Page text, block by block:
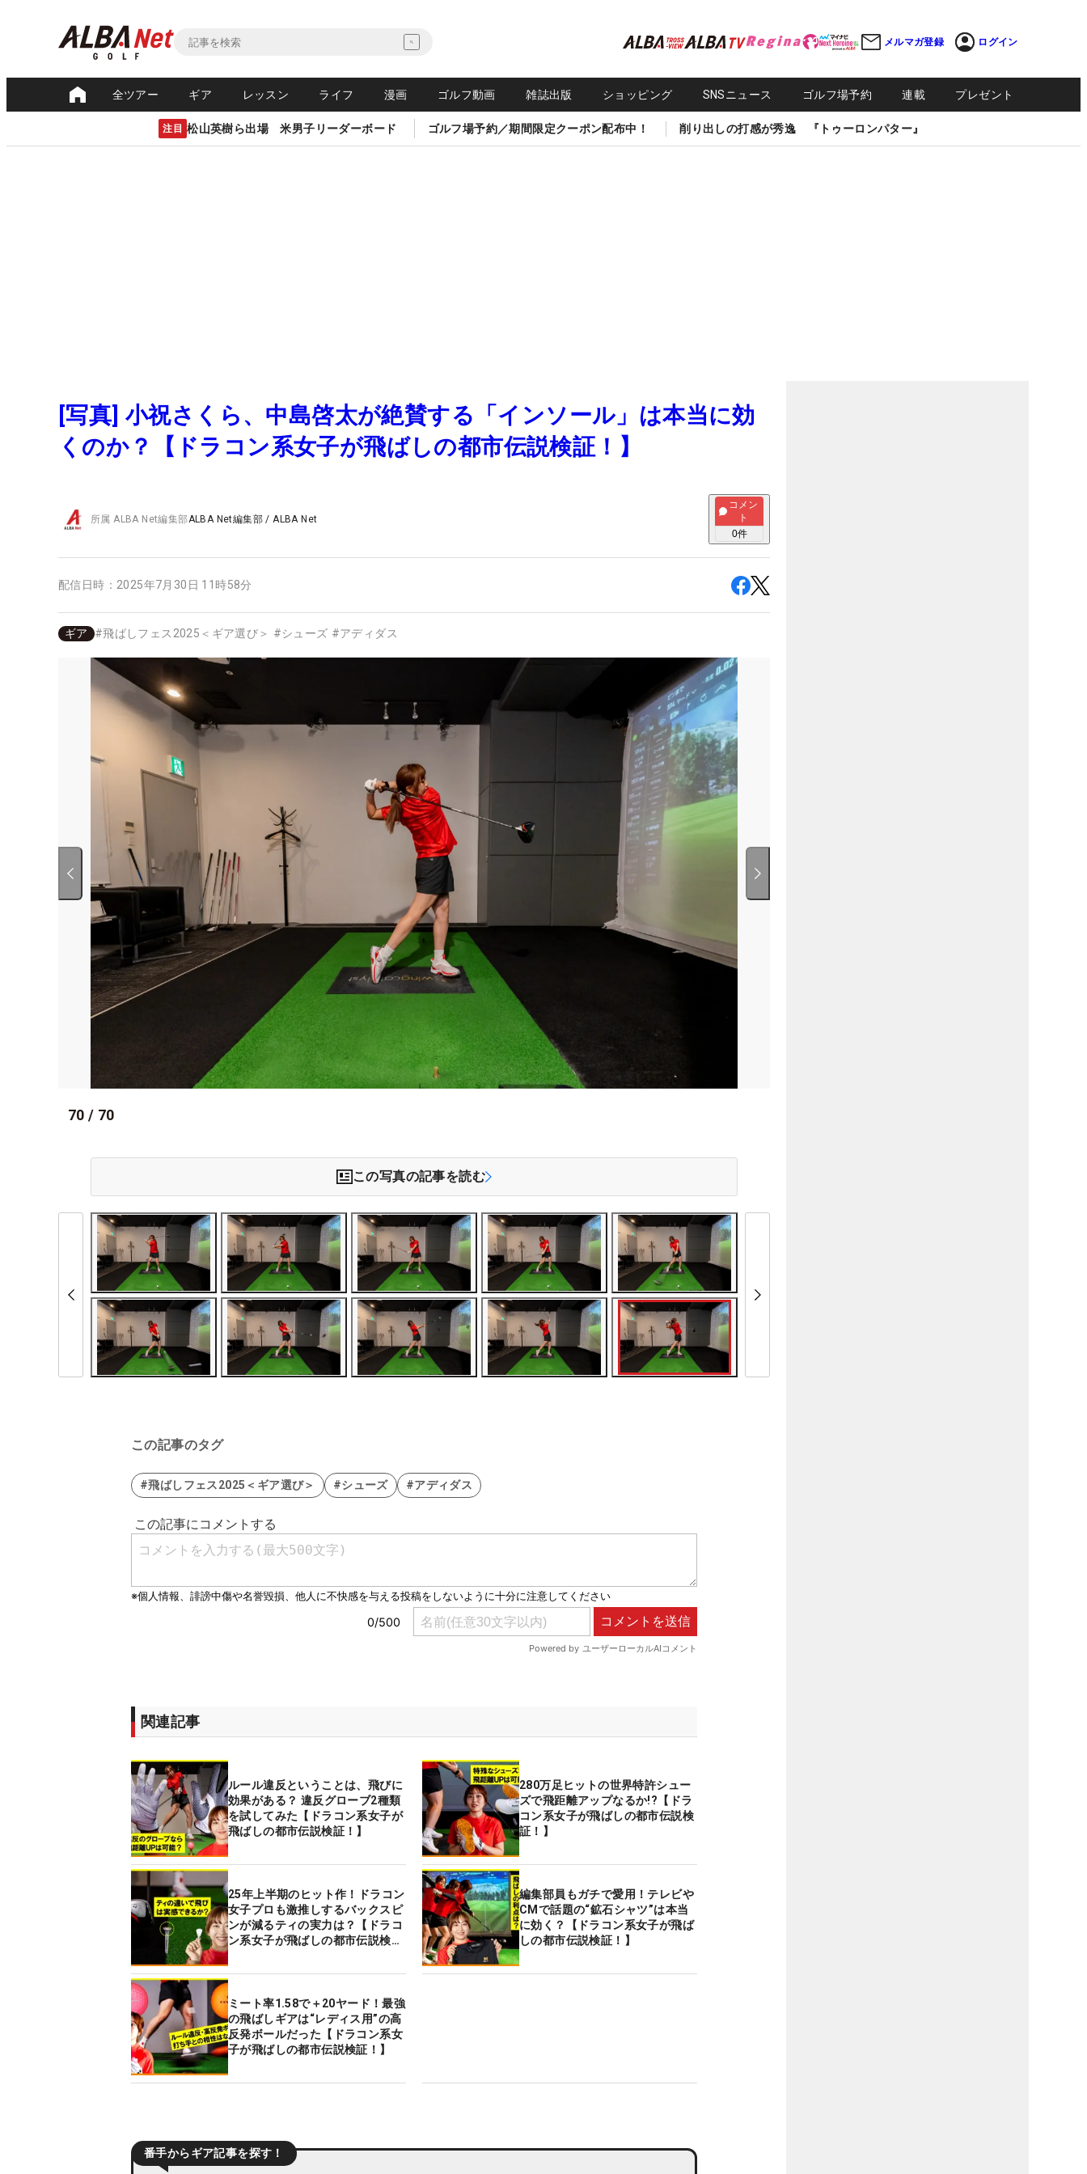
メルマガ登録 ログイン
全ツアー ギア レッスン ライフ 漫画 ゴルフ動画 雑誌出版 ショッピング SNSニュース ゴルフ場予約 連載 プレゼント
注目 松山英樹ら出場 米男子リーダーボード ゴルフ場予約／期間限定クーポン配布中！ 削り出しの打感が秀逸 『トゥーロンパター』
[写真] 小祝さくら、中島啓太が絶賛する「インソール」は本当に効
くのか？【ドラコン系女子が飛ばしの都市伝説検証！】
所属ALBA Net編集部ALBA Net編集部 /ALBA Net
コメン
ト
0件
配信日時： 2025年7月30日 11時58分
ギア #飛ばしフェス2025＜ギア選び＞ #シューズ #アディダス
70 / 70
この写真の記事を読む
この記事のタグ
#飛ばしフェス2025＜ギア選び＞ #シューズ #アディダス
関連記事
ルール違反ということは、飛びに
効果がある？ 違反グローブ2種類
を試してみた【ドラコン系女子が
飛ばしの都市伝説検証！】
280万足ヒットの世界特許シュー
ズで飛距離アップなるか!?【ドラ
コン系女子が飛ばしの都市伝説検
証！】
25年上半期のヒット作！ドラコン
女子プロも激推しするバックスピ
ンが減るティの実力は？【ドラコ
ン系女子が飛ばしの都市伝説検
編集部員もガチで愛用！テレビや
CMで話題の“鉱石シャツ”は本当
に効く？【ドラコン系女子が飛ば
しの都市伝説検証！】
ミート率1.58で＋20ヤード！最強
の飛ばしギアは“レディス用”の高
反発ボールだった【ドラコン系女
子が飛ばしの都市伝説検証！】
番手からギア記事を探す！